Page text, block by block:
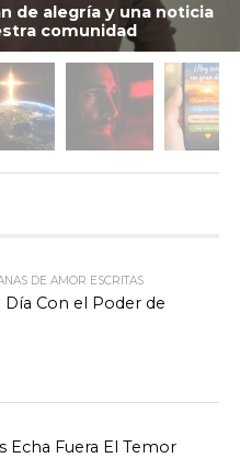
de alegría y una noticia
comunidad
DE AMOR ESCRITAS
Con el Poder de
Echa Fuera El Temor